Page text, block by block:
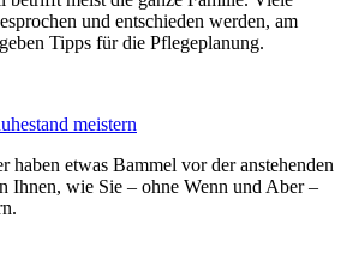
und entschieden werden, am
Tipps für die Pflegeplanung.
meistern
haben etwas Bammel vor der anstehenden
Ihnen, wie Sie – ohne Wenn und Aber –